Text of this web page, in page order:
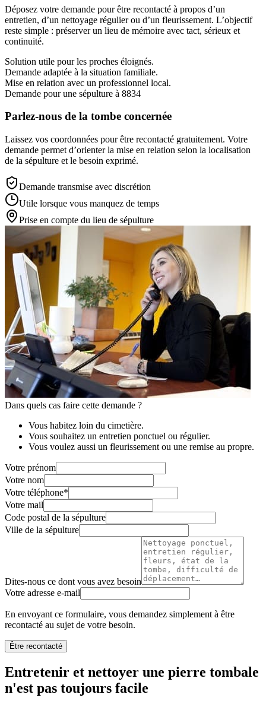
Déposez votre demande pour être recontacté à propos d’un
entretien, d’un nettoyage régulier ou d’un fleurissement. L’objectif
reste simple : préserver un lieu de mémoire avec tact, sérieux et
continuité.
Solution utile pour les proches éloignés.
Demande adaptée à la situation familiale.
Mise en relation avec un professionnel local.
Demande pour une sépulture à 8834
Parlez-nous de la tombe concernée
Laissez vos coordonnées pour être recontacté gratuitement. Votre
demande permet d’orienter la mise en relation selon la localisation
de la sépulture et le besoin exprimé.
Demande transmise avec discrétion
Utile lorsque vous manquez de temps
Prise en compte du lieu de sépulture
Dans quels cas faire cette demande ?
Vous habitez loin du cimetière.
Vous souhaitez un entretien ponctuel ou régulier.
Vous voulez aussi un fleurissement ou une remise au propre.
Votre prénom
Votre nom
Votre téléphone*
Votre mail
Code postal de la sépulture
Ville de la sépulture
Dites-nous ce dont vous avez besoin
Votre adresse e-mail
En envoyant ce formulaire, vous demandez simplement à être
recontacté au sujet de votre besoin.
Être recontacté
Entretenir et nettoyer une pierre tombale
n'est pas toujours facile